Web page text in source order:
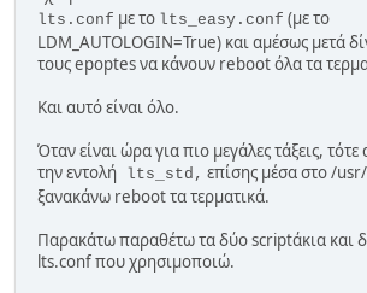
lts.conf με το lts_easy.conf (με το
LDM_AUTOLOGIN=True) και αμέσως μετά
τους epoptes να κάνουν reboot όλα τα
Και αυτό είναι όλο.
Όταν είναι ώρα για πιο μεγάλες τάξεις, τότε
την εντολή lts_std, επίσης μέσα στο /
ξανακάνω reboot τα τερματικά.
Παρακάτω παραθέτω τα δύο scriptάκια και
lts.conf που χρησιμοποιώ.